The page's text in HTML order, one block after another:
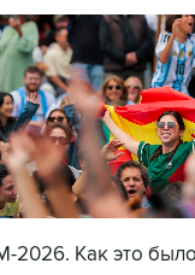
2026. Как это было